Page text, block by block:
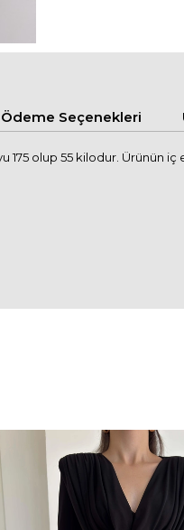
Ödeme Seçenekleri
olup 55 kilodur. Ürünün